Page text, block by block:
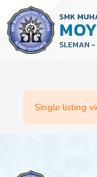
Lewati
konten
Single listing